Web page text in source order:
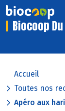
Biocoop
Accueil
Toutes nos
Apéro aux